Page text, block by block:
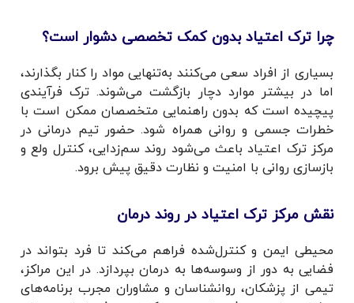
چرا ترک اعتیاد بدون کمک تخصصی دشوار است؟
بسیاری از افراد سعی می‌کنند به‌تنهایی مواد را کنار بگذارند،
اما در بیشتر موارد دچار بازگشت می‌شوند. ترک فرآیندی
پیچیده است که بدون راهنمایی متخصصان ممکن است با
خطرات جسمی و روانی همراه شود. حضور تیم درمانی در
مرکز ترک اعتیاد باعث می‌شود روند سم‌زدایی، کنترل ولع و
بازسازی روانی با امنیت و نظارت دقیق پیش برود.
نقش مرکز ترک اعتیاد در روند درمان
محیطی ایمن و کنترل‌شده فراهم می‌کند تا فرد بتواند در
فضایی به دور از وسوسه‌ها به درمان بپردازد. در این مراکز،
تیمی از پزشکان، روانشناسان و مشاوران مجرب برنامه‌های